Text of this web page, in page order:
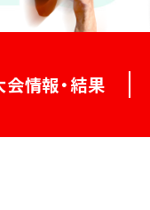
会情報・結果